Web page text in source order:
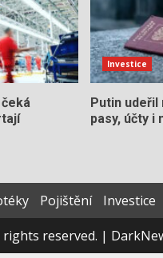
Investice
Putin udeřil
pasy, účty i
Pojištění Investice
reserved. |